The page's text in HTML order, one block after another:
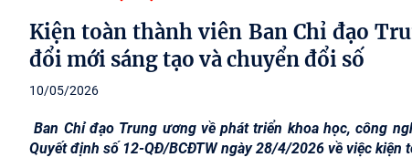
Kiện toàn thành viên Ban Chỉ đạo Trung ương về phát triển khoa học, công nghệ,
đổi mới sáng tạo và chuyển đổi số
10/05/2026
Ban Chỉ đạo Trung ương về phát triển khoa học, công
Quyết định số 12-QĐ/BCĐTW ngày 28/4/2026 về việc kiện